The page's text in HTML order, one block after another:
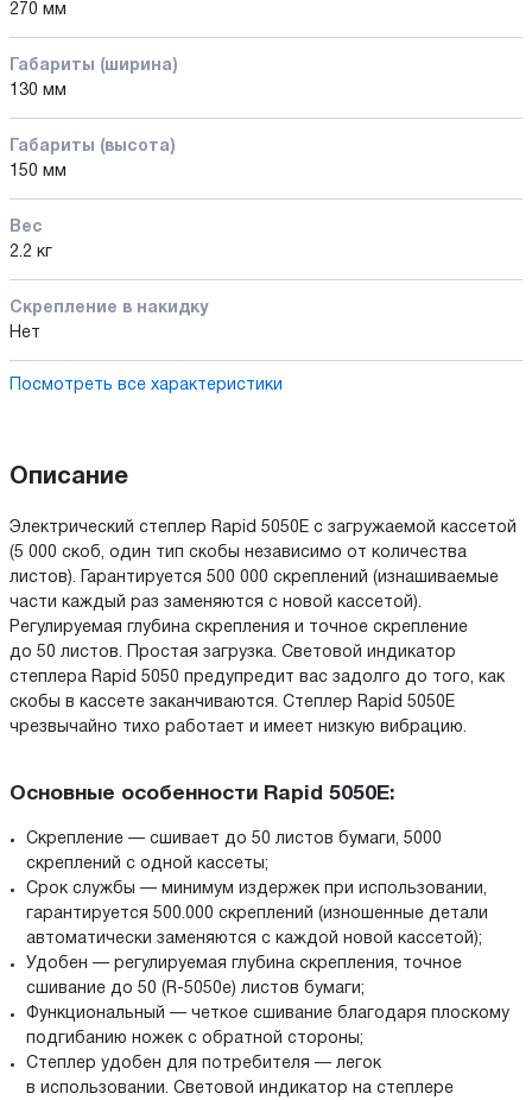
270 мм
Габариты (ширина)
130 мм
Габариты (высота)
150 мм
Вес
2.2 кг
Скрепление в накидку
Нет
Посмотреть все характеристики
Описание
Электрический степлер Rapid 5050E с загружаемой кассетой
(5 000 скоб, один тип скобы независимо от количества
листов). Гарантируется 500 000 скреплений (изнашиваемые
части каждый раз заменяются с новой кассетой).
Регулируемая глубина скрепления и точное скрепление
до 50 листов. Простая загрузка. Световой индикатор
степлера Rapid 5050 предупредит вас задолго до того, как
скобы в кассете заканчиваются. Степлер Rapid 5050E
чрезвычайно тихо работает и имеет низкую вибрацию.
Основные особенности Rapid 5050E:
Скрепление — сшивает до 50 листов бумаги, 5000
скреплений с одной кассеты;
Срок службы — минимум издержек при использовании,
гарантируется 500.000 скреплений (изношенные детали
автоматически заменяются с каждой новой кассетой);
Удобен — регулируемая глубина скрепления, точное
сшивание до 50 (R-5050e) листов бумаги;
Функциональный — четкое сшивание благодаря плоскому
подгибанию ножек с обратной стороны;
Степлер удобен для потребителя — легок
в использовании. Световой индикатор на степлере